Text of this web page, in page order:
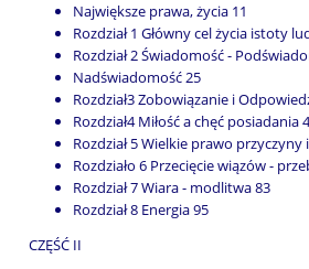
Największe prawa, życia 11
Rozdział 1 Główny cel życia istoty
Rozdział 2 Świadomość -
Nadświadomość 25
Rozdział3 Zobowiązanie i
Rozdział4 Miłość a chęć posiadania
Rozdział 5 Wielkie prawo przyczyny
Rozdziało 6 Przecięcie wiązów -
Rozdział 7 Wiara - modlitwa 83
Rozdział 8 Energia 95
CZĘŚĆ II